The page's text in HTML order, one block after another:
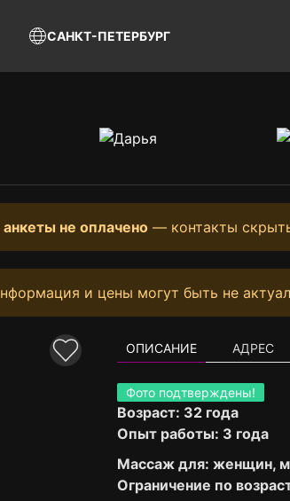
САНКТ-ПЕТЕРБУРГ
не оплачено — контакты
и цены могут быть не
ОПИСАНИЕ АДРЕС
Фото подтверждены!
Возраст: 32 года
Опыт работы: 3 года
Массаж для: женщин,
Ограничение по